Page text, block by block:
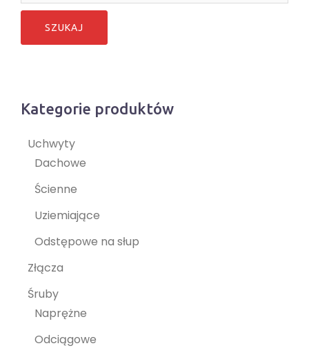
Kategorie produktów
Uchwyty
Dachowe
Ścienne
Uziemiające
Odstępowe na słup
Złącza
Śruby
Naprężne
Odciągowe